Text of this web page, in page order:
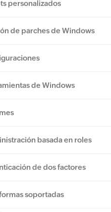
personalizados
de parches de Windows
de Windows
basada en roles
de dos factores
soportadas